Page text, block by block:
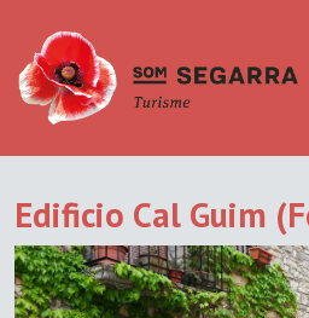
Edificio Cal Guim